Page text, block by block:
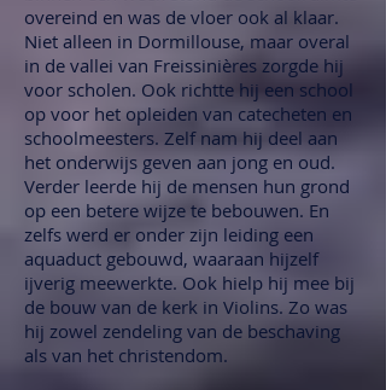
overeind en was de vloer ook al klaar.
Niet alleen in Dormillouse, maar overal
in de vallei van Freissinières zorgde hij
voor scholen. Ook richtte hij een school
op voor het opleiden van catecheten en
schoolmeesters. Zelf nam hij deel aan
het onderwijs geven aan jong en oud.
Verder leerde hij de mensen hun grond
op een betere wijze te bebouwen. En
zelfs werd er onder zijn leiding een
aquaduct gebouwd, waaraan hijzelf
ijverig meewerkte. Ook hielp hij mee bij
de bouw van de kerk in Violins. Zo was
hij zowel zendeling van de beschaving
als van het christendom.